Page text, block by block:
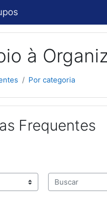
à
Por categoria
Frequentes
Buscar